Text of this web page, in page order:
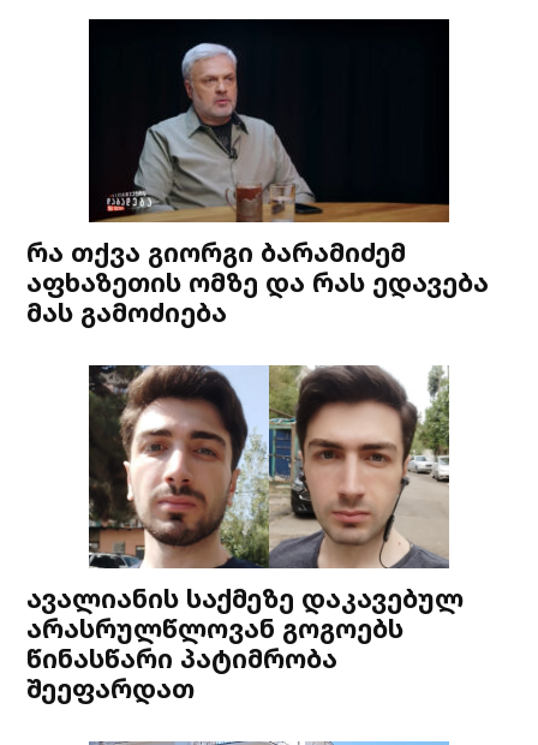
რა თქვა გიორგი ბარამიძემ
აფხაზეთის ომზე და რას ედავება
მას გამოძიება
ავალიანის საქმეზე დაკავებულ
არასრულწლოვან გოგოებს
წინასწარი პატიმრობა
შეეფარდათ